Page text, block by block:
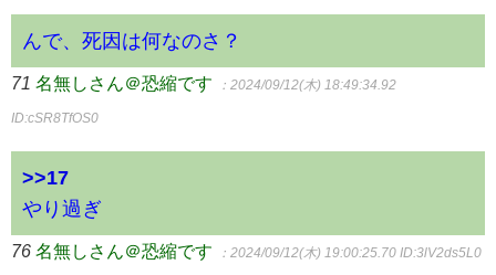
んで、死因は何なのさ？
71 名無しさん＠恐縮です ：2024/09/12(木) 18:49:34.92
ID:cSR8TfOS0
>>17
やり過ぎ
76 名無しさん＠恐縮です ：2024/09/12(木) 19:00:25.70 ID:3lV2ds5L0